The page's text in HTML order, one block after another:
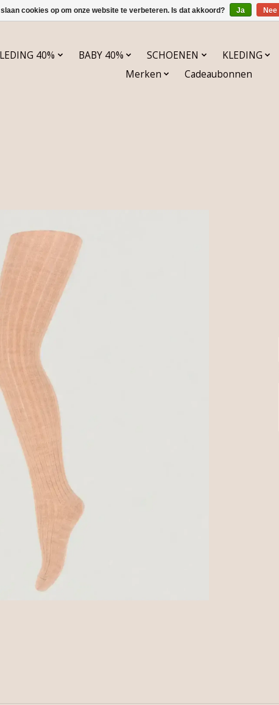
40% BABY 40% SCHOENEN KLEDING
Merken
Cadeaubonnen
cookies op om onze website te verbeteren. Is dat akkoord? Ja Nee